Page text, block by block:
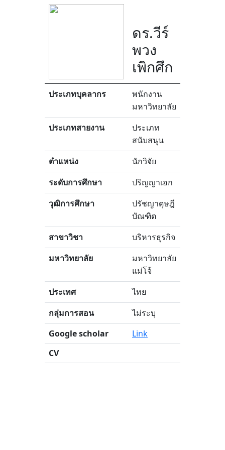
ดร.วีร์
พวง
เพิกศึก
ประเภทบุคลากร
พนักงาน
มหาวิทยาลัย
ประเภทสายงาน
ประเภท
สนับสนุน
ตำแหน่ง
นักวิจัย
ระดับการศึกษา
ปริญญาเอก
วุฒิการศึกษา
ปรัชญาดุษฎี
บัณฑิต
สาขาวิชา
บริหารธุรกิจ
มหาวิทยาลัย
มหาวิทยาลัย
แม่โจ้
ประเทศ
ไทย
กลุ่มการสอน
ไม่ระบุ
Google scholar
Link
CV